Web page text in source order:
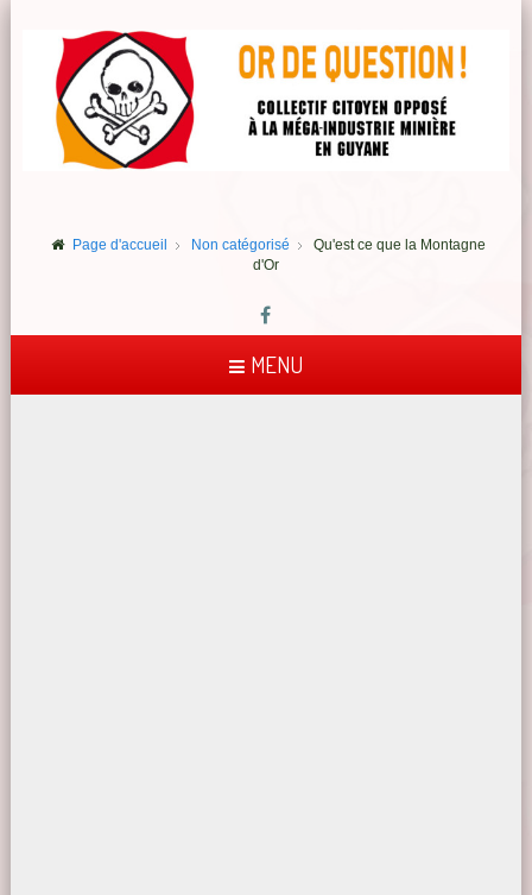
Page d'accueil Non catégorisé
Qu'est ce que la Montagne
d'Or
MENU